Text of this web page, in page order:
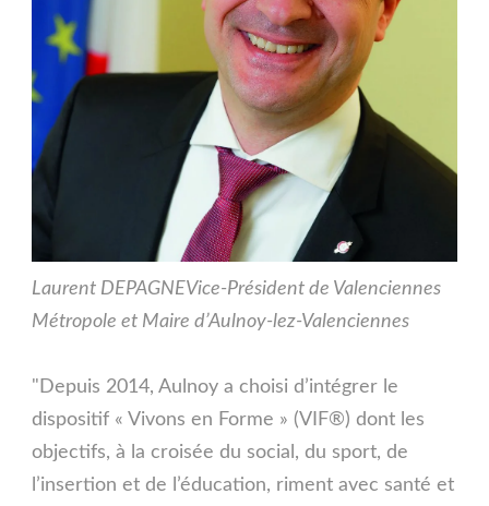
Laurent DEPAGNEVice-Président de Valenciennes
Métropole et Maire d’Aulnoy-lez-Valenciennes
"Depuis 2014, Aulnoy a choisi d’intégrer le
dispositif « Vivons en Forme » (VIF®) dont les
objectifs, à la croisée du social, du sport, de
l’insertion et de l’éducation, riment avec santé et